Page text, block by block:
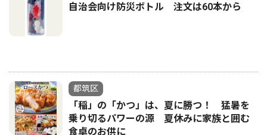
自治会向け防災ボトル 注文は60本から
都筑区
「稲」の「かつ」は、夏に勝つ！ 猛暑を
乗り切るパワーの源 夏休みに家族と囲む
食卓のお供に